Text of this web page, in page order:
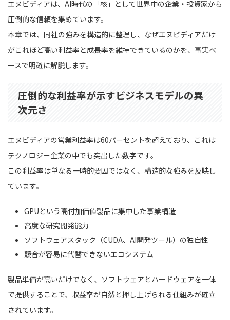
エヌビディアは、AI時代の「核」として世界中の企業・投資家から
圧倒的な信頼を集めています。
本章では、同社の強みを構造的に整理し、なぜエヌビディアだけ
がこれほど高い利益率と成長率を維持できているのかを、事実ベ
ースで明確に解説します。
圧倒的な利益率が示すビジネスモデルの異
次元さ
エヌビディアの営業利益率は60パーセントを超えており、これは
テクノロジー企業の中でも突出した数字です。
この利益率は単なる一時的要因ではなく、構造的な強みを反映し
ています。
GPUという高付加価値製品に集中した事業構造
高度な研究開発能力
ソフトウェアスタック（CUDA、AI開発ツール）の独自性
競合が容易に代替できないエコシステム
製品単価が高いだけでなく、ソフトウェアとハードウェアを一体
で提供することで、収益率が自然と押し上げられる仕組みが確立
されています。